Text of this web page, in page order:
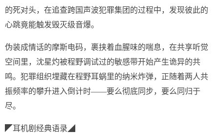
的死对头，在追查跨国声波犯罪集团的过程中，发现彼此的
心跳竟能触发毁灭级音爆。
伪装成情话的摩斯电码，裹挟着血腥味的喘息，在共享听觉
空间里，沈星灼被程野调试过的敏感带开始产生诡异的共
鸣。犯罪组织埋藏在程野耳蜗里的纳米炸弹，正随着两人共
振频率的攀升进入倒计时——要么彻底同步，要么同归于
尽。
◤耳机剧经典语录◢